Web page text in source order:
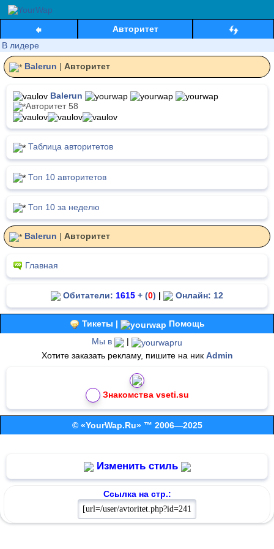
Авторитет
В лидере
Balerun | Авторитет
Balerun
Авторитет 58
Таблица авторитетов
Топ 10 авторитетов
Топ 10 за неделю
Balerun | Авторитет
Главная
Обитатели: 1615 + (0) | Онлайн: 12
Тикеты |
Помощь
Мы в
|
Хотите заказать рекламу, пишите на ник Admin
Знакомства vseti.su
© «YourWap.Ru» ™ 2006—2025
Изменить стиль
Ссылка на стр.: